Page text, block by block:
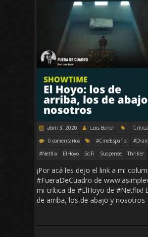
abril 3, 2020 Luis Bond
0 comentarios
#CineEspañol
#Netflix
ElHoyo SciFi Suspense Thriller
¡Por acá les dejo el link a mi
#FueraDeCuadro de
mi crítica de #ElHoyo de #Netflix!
de arriba, los de abajo y nosotros